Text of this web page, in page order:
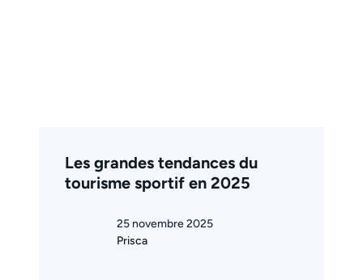
Les grandes tendances du
tourisme sportif en 2025
25 novembre 2025
Prisca